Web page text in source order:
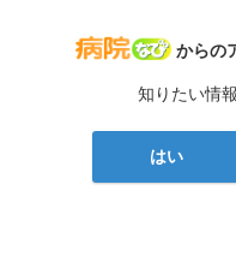
病院な
からの
知りたい情
はい